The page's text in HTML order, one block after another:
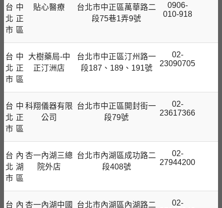
台
北
市
中
正
區
貼心醫療
台北市中正區萬華路二
段75巷1弄9號
0906-
010-918
台
北
市
中
正
區
大樹藥局-中
正汀洲店
台北市中正區汀州路一
段187、189、191號
02-
23090705
台
北
市
中
正
區
科翔儀器有限
公司
台北市中正區開封街一
段79號
02-
23617366
台
北
市
內
湖
區
杏一內湖三總
院外店
台北市內湖區成功路二
段408號
02-
27944200
台 內 杏一內湖中國
台北市內湖區內湖路二
02-